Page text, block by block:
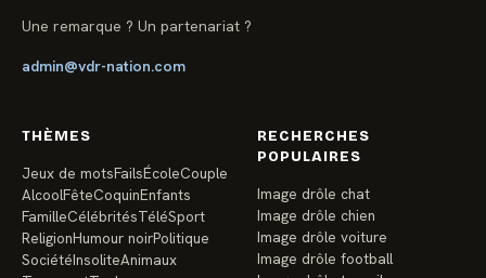
Une remarque ? Un partenariat ?
admin@vdr-nation.com
THÈMES
Jeux de motsFailsÉcoleCouple
AlcoolFêteCoquinEnfants
FamilleCélébritésTéléSport
ReligionHumour noirPolitique
SociétéInsoliteAnimaux
RECHERCHES
POPULAIRES
Image drôle chat
Image drôle chien
Image drôle voiture
Image drôle football